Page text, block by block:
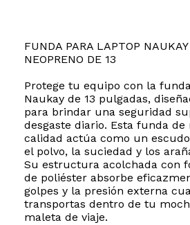
FUNDA PARA LAPTOP
NEOPRENO DE 13
Protege tu equipo con la
Naukay de 13 pulgadas,
para brindar una seguridad
desgaste diario. Esta funda
calidad actúa como un
el polvo, la suciedad y los
Su estructura acolchada con
de poliéster absorbe
golpes y la presión externa
transportas dentro de tu
maleta de viaje.